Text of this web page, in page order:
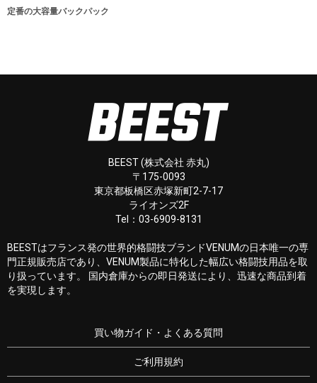
定番の大容量バックパック
BEEST (株式会社 赤丸)
〒175-0093
東京都板橋区赤塚新町2-7-17
ライオンズ2F
Tel：03-6909-8131
BEESTはフランス発の世界的格闘技ブランドVENUMの日本唯一の専
門正規販売店であり、VENUM製品に特化した幅広い格闘技用品を取
り扱っています。 国内倉庫からの即日発送により、迅速な商品到着
を実現します。
買い物ガイド・よくある質問
ご利用規約